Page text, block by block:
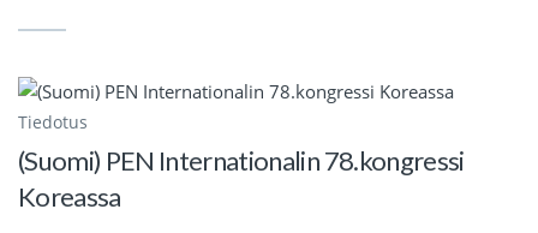
Tiedotus
(Suomi) PEN Internationalin 78.kongressi
Koreassa